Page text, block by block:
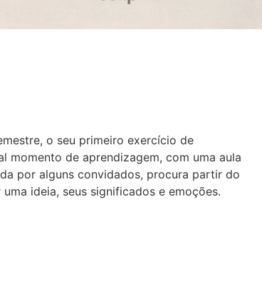
o seu primeiro exercício de
momento de aprendizagem, com uma aula
por alguns convidados, procura partir do
ideia, seus significados e emoções.